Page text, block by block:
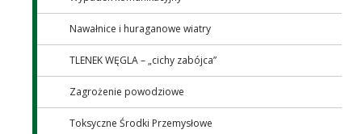
Nawałnice i huraganowe wiatry
TLENEK WĘGLA – „cichy zabójca”
Zagrożenie powodziowe
Toksyczne Środki Przemysłowe